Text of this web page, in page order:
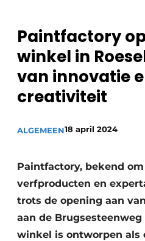
Meest gelezen
Nieuwsbrief
Podcasts
Privacy / Cookie
Aanmelden
Bedrijven
Bedrijven
Akoestiek
Beton & Staalbouw
Brandveiligheid
BIM
Paintfactory
winkel in
van innovatie
creativiteit
ALGEMEEN18 april 2024
Paintfactory, bekend
verfproducten en
trots de opening aan
aan de Brugsesteenweg
winkel is ontworpen als